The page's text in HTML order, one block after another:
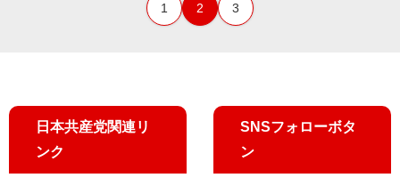
1 2 3
日本共産党関連リ
ンク
SNSフォローボタ
ン